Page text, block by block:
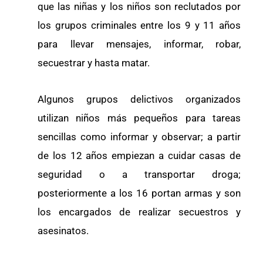
que las niñas y los niños son reclutados por
los grupos criminales entre los 9 y 11 años
para llevar mensajes, informar, robar,
secuestrar y hasta matar.
Algunos grupos delictivos organizados
utilizan niños más pequeños para tareas
sencillas como informar y observar; a partir
de los 12 años empiezan a cuidar casas de
seguridad o a transportar droga;
posteriormente a los 16 portan armas y son
los encargados de realizar secuestros y
asesinatos.